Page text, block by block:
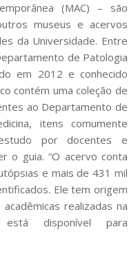
(MAC) – são
museus e acervos
da Universidade. Entre
de Patologia
em 2012 e conhecido
contém uma coleção de
ao Departamento de
itens comumente
por docentes e
o guia. “O acervo conta
e mais de 431 mil
Ele tem origem
realizadas na
disponível para